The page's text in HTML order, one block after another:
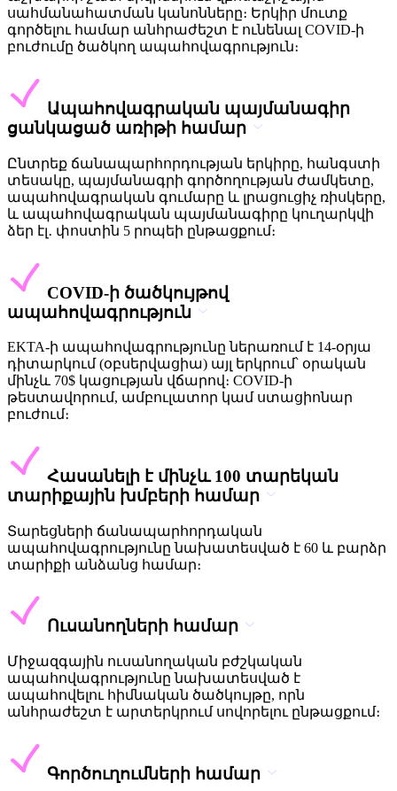
սահմանահատման կանոնները։ Երկիր մուտք
գործելու համար անհրաժեշտ է ունենալ COVID-ի
բուժումը ծածկող ապահովագրություն։
Ապահովագրական պայմանագիր
ցանկացած առիթի համար
Ընտրեք ճանապարհորդության երկիրը, հանգստի
տեսակը, պայմանագրի գործողության ժամկետը,
ապահովագրական գումարը և լրացուցիչ ռիսկերը,
և ապահովագրական պայմանագիրը կուղարկվի
ձեր էլ․ փոստին 5 րոպեի ընթացքում։
COVID-ի ծածկույթով
ապահովագրություն
EKTA-ի ապահովագրությունը ներառում է 14-օրյա
դիտարկում (օբսերվացիա) այլ երկրում՝ օրական
մինչև 70$ կացության վճարով։ COVID-ի
թեստավորում, ամբուլատոր կամ ստացիոնար
բուժում։
Հասանելի է մինչև 100 տարեկան
տարիքային խմբերի համար
Տարեցների ճանապարհորդական
ապահովագրությունը նախատեսված է 60 և բարձր
տարիքի անձանց համար։
Ուսանողների համար
Միջազգային ուսանողական բժշկական
ապահովագրությունը նախատեսված է
ապահովելու հիմնական ծածկույթը, որն
անհրաժեշտ է արտերկրում սովորելու ընթացքում։
Գործուղումների համար